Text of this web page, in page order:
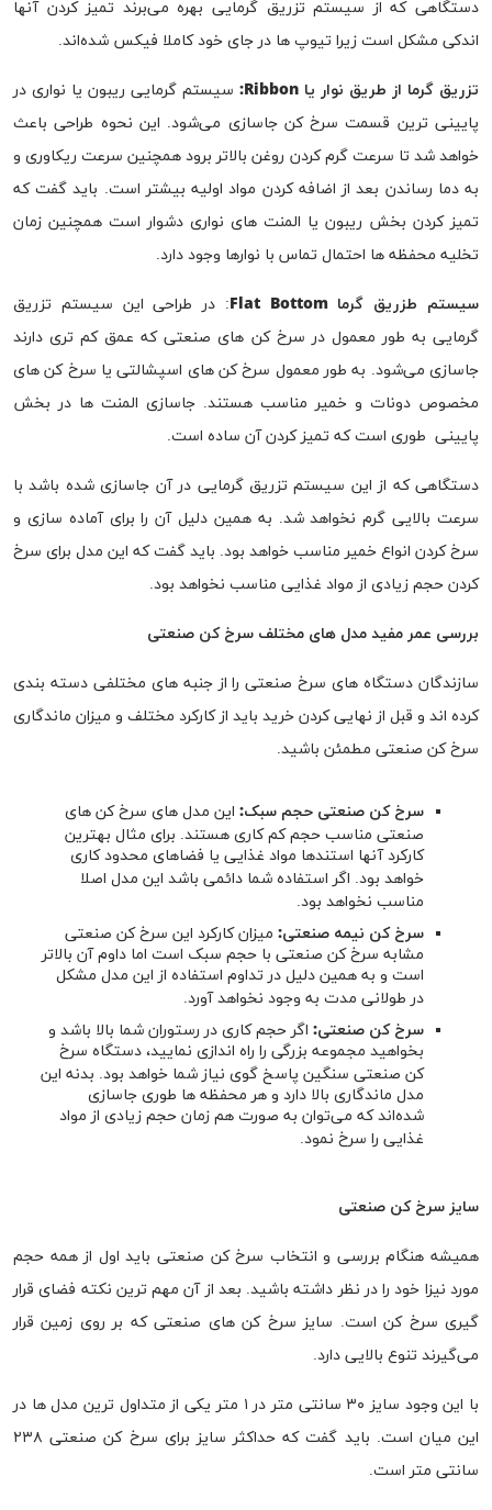
دستگاهی که از سیستم تزریق گرمایی بهره می‌برند تمیز کردن آنها
اندکی مشکل است زیرا تیوپ ها در جای خود کاملا فیکس شده‌اند.
تزریق گرما از طریق نوار یا Ribbon
: سیستم گرمایی ریبون یا نواری در
پایینی ترین قسمت سرخ کن جاسازی می‌شود. این نحوه طراحی باعث
خواهد شد تا سرعت گرم کردن روغن بالاتر برود همچنین سرعت ریکاوری و
به دما رساندن بعد از اضافه کردن مواد اولیه بیشتر است. باید گفت که
تمیز کردن بخش ریبون یا المنت های نواری دشوار است همچنین زمان
تخلیه محفظه ها احتمال تماس با نوارها وجود دارد.
سیستم طزریق گرما Flat Bottom: در طراحی این سیستم تزریق
گرمایی به طور معمول در سرخ کن های صنعتی که عمق کم تری دارند
جاسازی می‌شود. به طور معمول سرخ کن های اسپشالتی یا سرخ کن های
مخصوص دونات و خمیر مناسب هستند. جاسازی المنت ها در بخش
پایینی طوری است که تمیز کردن آن ساده است.
دستگاهی که از این سیستم تزریق گرمایی در آن جاسازی شده باشد با
سرعت بالایی گرم نخواهد شد. به همین دلیل آن را برای آماده سازی و
سرخ کردن انواع خمیر مناسب خواهد بود. باید گفت که این مدل برای سرخ
کردن حجم زیادی از مواد غذایی مناسب نخواهد بود.
بررسی عمر مفید مدل های مختلف سرخ کن صنعتی
سازندگان دستگاه های سرخ صنعتی را از جنبه های مختلفی دسته بندی
کرده اند و قبل از نهایی کردن خرید باید از کارکرد مختلف و میزان ماندگاری
سرخ کن صنعتی مطمئن باشید.
سرخ کن صنعتی حجم سبک: این مدل های سرخ کن های
صنعتی مناسب حجم کم کاری هستند. برای مثال بهترین
کارکرد آنها استندها مواد غذایی یا فضاهای محدود کاری
خواهد بود. اگر استفاده شما دائمی باشد این مدل اصلا
مناسب نخواهد بود.
سرخ کن نیمه صنعتی: میزان کارکرد این سرخ کن صنعتی
مشابه سرخ کن صنعتی با حجم سبک است اما داوم آن بالاتر
است و به همین دلیل در تداوم استفاده از این مدل مشکل
در طولانی مدت به وجود نخواهد آورد.
سرخ کن صنعتی: اگر حجم کاری در رستوران شما بالا باشد و
بخواهید مجموعه بزرگی را راه اندازی نمایید، دستگاه سرخ
کن صنعتی سنگین پاسخ گوی نیاز شما خواهد بود. بدنه این
مدل ماندگاری بالا دارد و هر محفظه ها طوری جاسازی
شده‌اند که می‌توان به صورت هم زمان حجم زیادی از مواد
غذایی را سرخ نمود.
سایز سرخ کن صنعتی
همیشه هنگام بررسی و انتخاب سرخ کن صنعتی باید اول از همه حجم
مورد نیزا خود را در نظر داشته باشید. بعد از آن مهم ترین نکته فضای قرار
گیری سرخ کن است. سایز سرخ کن های صنعتی که بر روی زمین قرار
می‌گیرند تنوع بالایی دارد.
با این وجود سایز ۳۰ سانتی متر در ۱ متر یکی از متداول ترین مدل ها در
این میان است. باید گفت که حداکثر سایز برای سرخ کن صنعتی ۲۳۸
سانتی متر است.